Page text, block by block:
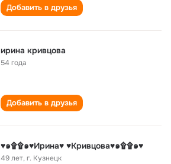
Добавить в друзья
ирина кривцова
54 года
Добавить в друзья
♥๑۩۩๑♥Ирина♥ ♥Кривцова♥๑۩۩๑♥
49 лет,г. Кузнецк